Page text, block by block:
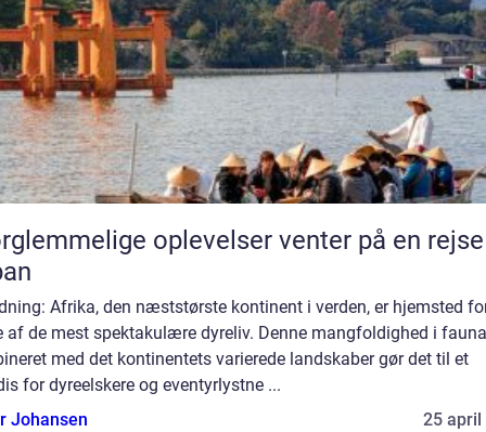
oplevelser venter på en
Afrika, den næststørste kontinent i verden, er hjemsted
af de mest spektakulære dyreliv. Denne mangfoldighed i
med det kontinentets varierede landskaber gør det til et
for dyreelskere og eventyrlystne ...
Johansen
25 april